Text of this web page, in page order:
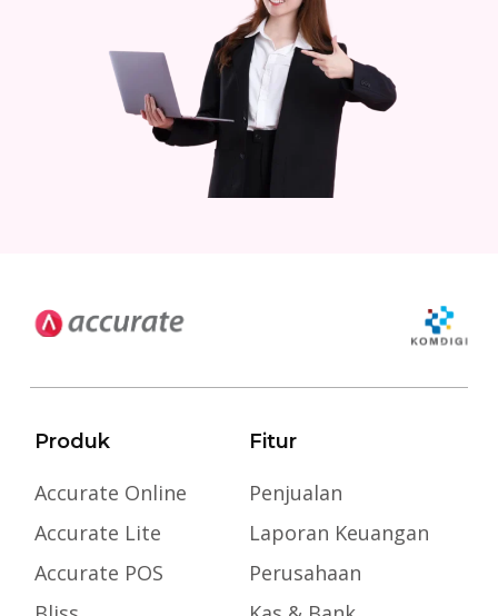
Produk
Accurate Online
Accurate Lite
Accurate POS
Fitur
Penjualan
Laporan Keuangan
Perusahaan